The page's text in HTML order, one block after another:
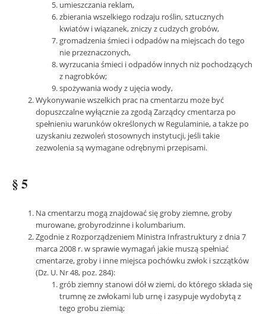
umieszczania reklam,
zbierania wszelkiego rodzaju roślin, sztucznych
kwiatów i wiązanek, zniczy z cudzych grobów,
gromadzenia śmieci i odpadów na miejscach do tego
nie przeznaczonych,
wyrzucania śmieci i odpadów innych niż pochodzących
z nagrobków;
spożywania wody z ujęcia wody,
Wykonywanie wszelkich prac na cmentarzu może być
dopuszczalne wyłącznie za zgodą Zarządcy cmentarza po
spełnieniu warunków określonych w Regulaminie, a także po
uzyskaniu zezwoleń stosownych instytucji, jeśli takie
zezwolenia są wymagane odrębnymi przepisami.
§ 5
Na cmentarzu mogą znajdować się groby ziemne, groby
murowane, grobyrodzinne i kolumbarium.
Zgodnie z Rozporządzeniem Ministra Infrastruktury z dnia 7
marca 2008 r. w sprawie wymagań jakie muszą spełniać
cmentarze, groby i inne miejsca pochówku zwłok i szczątków
(Dz. U. Nr 48, poz. 284):
grób ziemny stanowi dół w ziemi, do którego składa się
trumnę ze zwłokami lub urnę i zasypuje wydobytą z
tego grobu ziemią;